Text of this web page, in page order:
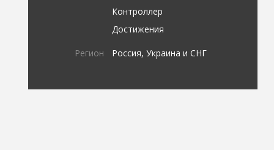
Контроллер
Достижения
Регион Россия, Украина и СНГ